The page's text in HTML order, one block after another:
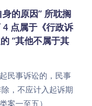
的原因” 所耽搁
点属于《行政诉
“其他不属于其
民事诉讼的，民事
，不应计入起诉期
案一至五）